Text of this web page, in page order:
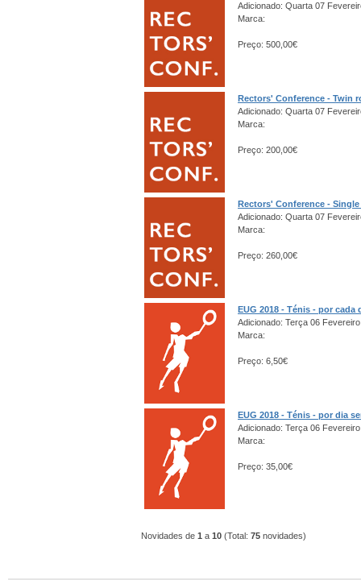
Adicionado: Quarta 07
Marca:
Preço: 500,00€
Rectors' Conference - Twin
Adicionado: Quarta 07
Marca:
Preço: 200,00€
Rectors' Conference -
Adicionado: Quarta 07
Marca:
Preço: 260,00€
EUG 2018 - Ténis - por
Adicionado: Terça 06
Marca:
Preço: 6,50€
EUG 2018 - Ténis - por dia
Adicionado: Terça 06
Marca:
Preço: 35,00€
Novidades de 1 a 10 (Total: 75 novidades)